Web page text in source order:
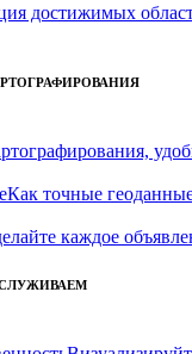
достижимых
Как точные
каждое